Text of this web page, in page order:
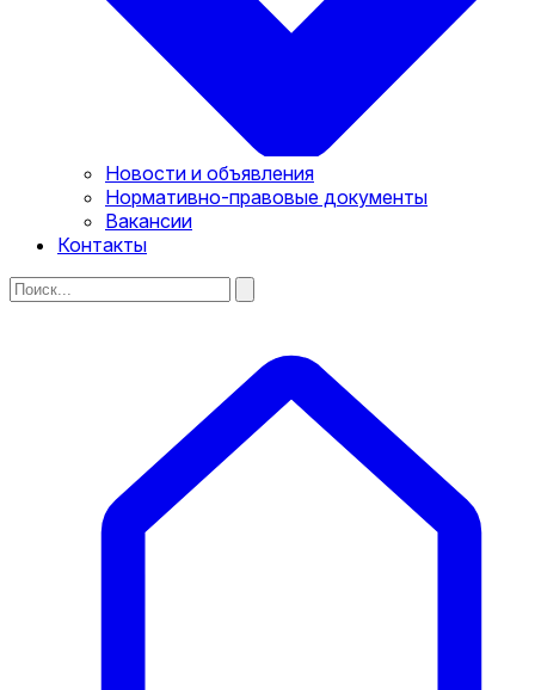
Новости и объявления
Нормативно-правовые документы
Вакансии
Контакты